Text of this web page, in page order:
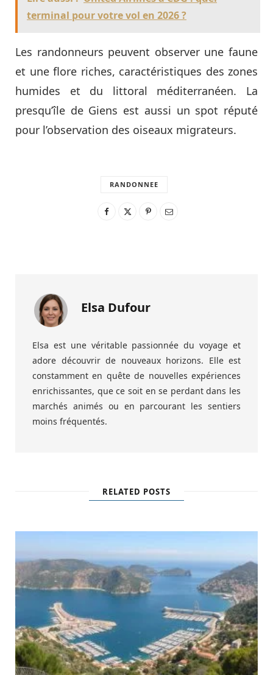
terminal pour votre vol en 2026 ?
Les randonneurs peuvent observer une faune
et une flore riches, caractéristiques des zones
humides et du littoral méditerranéen. La
presqu’île de Giens est aussi un spot réputé
pour l’observation des oiseaux migrateurs.
RANDONNEE
Elsa Dufour
Elsa est une véritable passionnée du voyage et
adore découvrir de nouveaux horizons. Elle est
constamment en quête de nouvelles expériences
enrichissantes, que ce soit en se perdant dans les
marchés animés ou en parcourant les sentiers
moins fréquentés.
RELATED POSTS